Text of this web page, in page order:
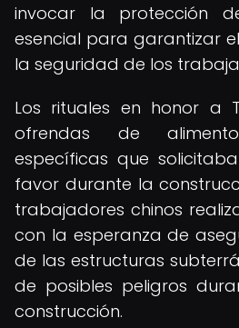
invocar la protección
esencial para garantizar
la seguridad de los
Los rituales en honor a
ofrendas de
específicas que
favor durante la
trabajadores chinos
con la esperanza de
de las estructuras
de posibles peligros
construcción.